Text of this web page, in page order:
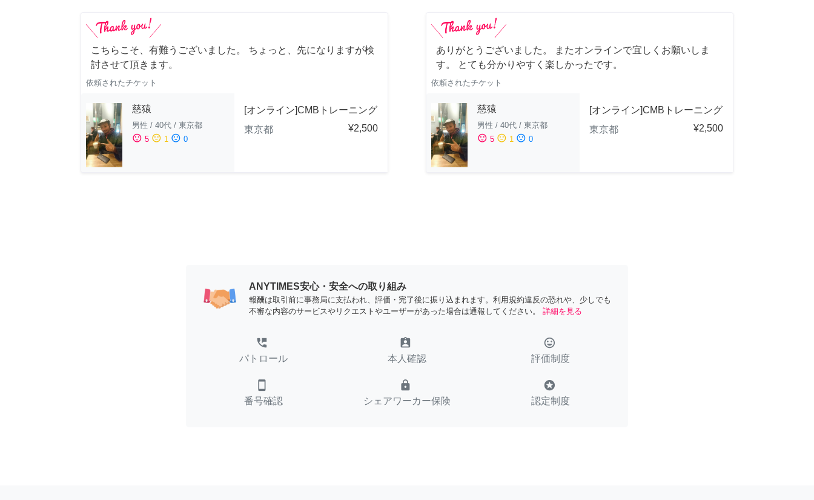
こちらこそ、有難うございました。 ちょっと、先になりますが検
討させて頂きます。
依頼されたチケット
慈猿
男性 / 40代 / 東京都
sentiment_satisfied 5 sentiment_neutral 1 sentiment_dissatisfied 0
[オンライン]CMBトレーニング
東京都
¥2,500
ありがとうございました。 またオンラインで宜しくお願いしま
す。 とても分かりやすく楽しかったです。
依頼されたチケット
慈猿
男性 / 40代 / 東京都
sentiment_satisfied 5 sentiment_neutral 1 sentiment_dissatisfied 0
[オンライン]CMBトレーニング
東京都
¥2,500
ANYTIMES安心・安全への取り組み
報酬は取引前に事務局に支払われ、評価・完了後に振り込まれます。利用規約違反の恐れや、少しでも
不審な内容のサービスやリクエストやユーザーがあった場合は通報してください。
詳細を見る
perm_phone_msg
パトロール
assignment_ind
本人確認
tag_faces
評価制度
smartphone
番号確認
lock
シェアワーカー保険
stars
認定制度